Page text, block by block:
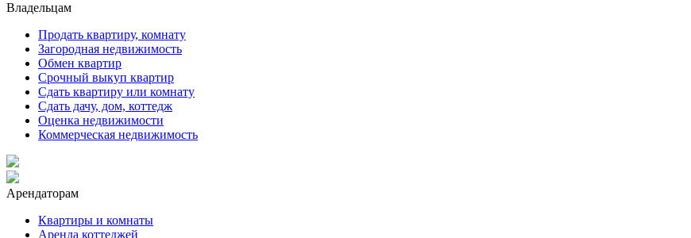
Владельцам
Продать квартиру, комнату
Загородная недвижимость
Обмен квартир
Срочный выкуп квартир
Сдать квартиру или комнату
Сдать дачу, дом, коттедж
Оценка недвижимости
Коммерческая недвижимость
Арендаторам
Квартиры и комнаты
Аренда коттеджей